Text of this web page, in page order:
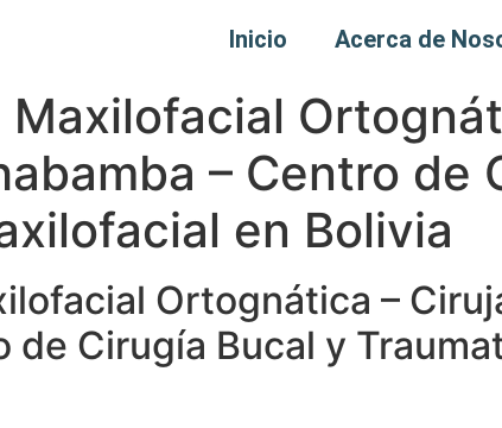
Inicio Acerca de
Maxilofacial
– Centro de
en Bolivia
Ortognática –
de Cirugía Bucal y